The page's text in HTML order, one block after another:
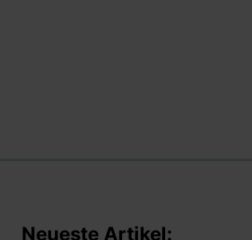
Neueste Artikel: